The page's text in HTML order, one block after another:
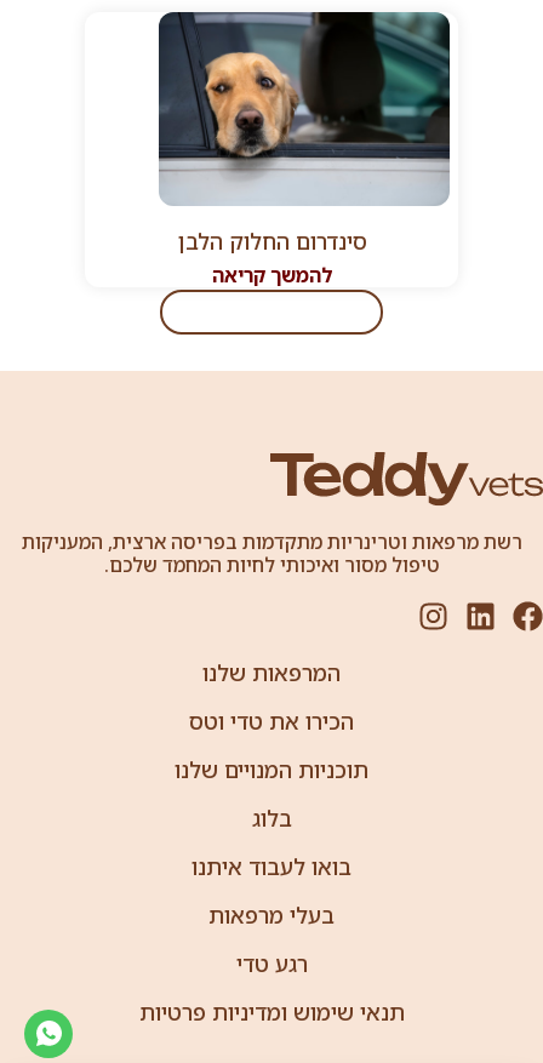
סינדרום החלוק הלבן
להמשך קריאה
רשת מרפאות וטרינריות מתקדמות בפריסה ארצית, המעניקות
טיפול מסור ואיכותי לחיות המחמד שלכם.
המרפאות שלנו
הכירו את טדי וטס
תוכניות המנויים שלנו
בלוג
בואו לעבוד איתנו
בעלי מרפאות
רגע טדי
תנאי שימוש ומדיניות פרטיות